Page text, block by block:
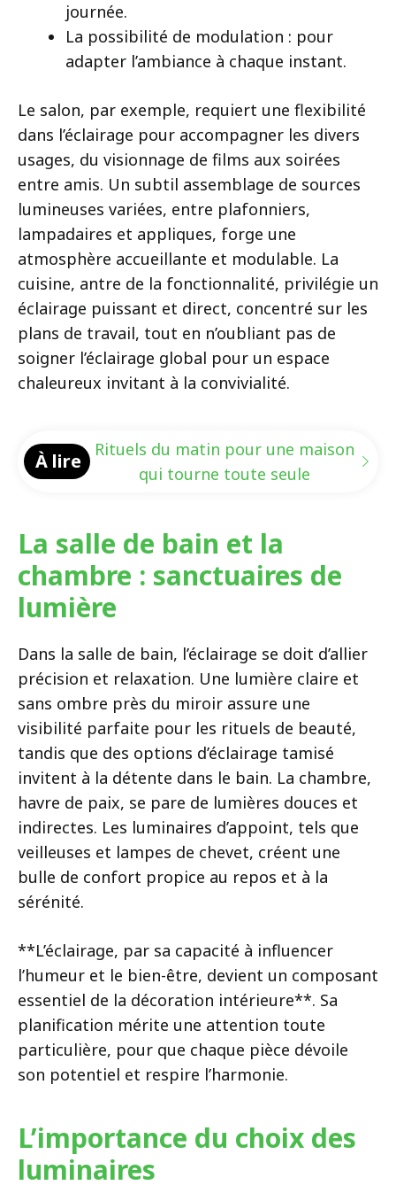
journée.
La possibilité de modulation : pour
adapter l’ambiance à chaque instant.
Le salon, par exemple, requiert une flexibilité
dans l’éclairage pour accompagner les divers
usages, du visionnage de films aux soirées
entre amis. Un subtil assemblage de sources
lumineuses variées, entre plafonniers,
lampadaires et appliques, forge une
atmosphère accueillante et modulable. La
cuisine, antre de la fonctionnalité, privilégie un
éclairage puissant et direct, concentré sur les
plans de travail, tout en n’oubliant pas de
soigner l’éclairage global pour un espace
chaleureux invitant à la convivialité.
À lire
Rituels du matin pour une maison
qui tourne toute seule
La salle de bain et la
chambre : sanctuaires de
lumière
Dans la salle de bain, l’éclairage se doit d’allier
précision et relaxation. Une lumière claire et
sans ombre près du miroir assure une
visibilité parfaite pour les rituels de beauté,
tandis que des options d’éclairage tamisé
invitent à la détente dans le bain. La chambre,
havre de paix, se pare de lumières douces et
indirectes. Les luminaires d’appoint, tels que
veilleuses et lampes de chevet, créent une
bulle de confort propice au repos et à la
sérénité.
**L’éclairage, par sa capacité à influencer
l’humeur et le bien-être, devient un composant
essentiel de la décoration intérieure**. Sa
planification mérite une attention toute
particulière, pour que chaque pièce dévoile
son potentiel et respire l’harmonie.
L’importance du choix des
luminaires